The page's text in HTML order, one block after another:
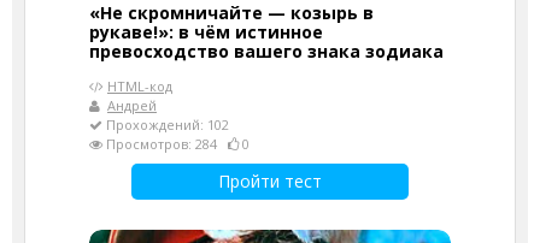
«Не скромничайте — козырь в
рукаве!»: в чём истинное
превосходство вашего знака зодиака
HTML-код
Андрей
Прохождений: 102
Просмотров: 284
0
Пройти тест